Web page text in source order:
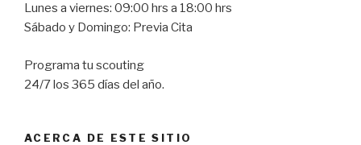
Lunes a viernes: 09:00 hrs a 18:00 hrs
Sábado y Domingo: Previa Cita
Programa tu scouting
24/7 los 365 días del año.
ACERCA DE ESTE SITIO